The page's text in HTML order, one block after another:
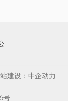
建设：中企动力
号